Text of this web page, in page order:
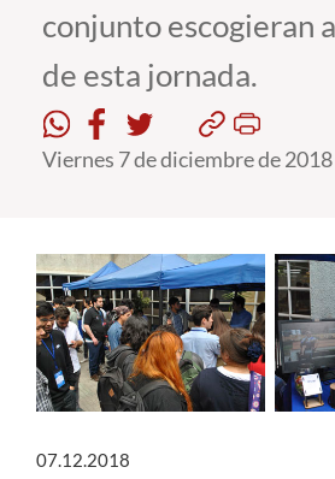
Alumni
English
conjunto escogieran
de esta jornada.
Viernes 7 de diciembre de 2018
07.12.2018